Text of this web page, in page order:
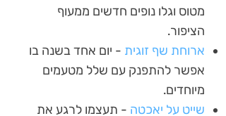
מטוס וגלו נופים חדשים ממעוף
הציפור.
ארוחת שף זוגית - יום אחד בשנה בו
אפשר להתפנק עם שלל מטעמים
מיוחדים.
שייט על יאכטה - תעצמו לרגע את